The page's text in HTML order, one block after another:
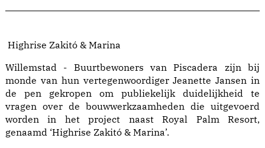
Highrise Zakitó & Marina
Willemstad - Buurtbewoners van Piscadera zijn bij
monde van hun vertegenwoordiger Jeanette Jansen in
de pen gekropen om publiekelijk duidelijkheid te
vragen over de bouwwerkzaamheden die uitgevoerd
worden in het project naast Royal Palm Resort,
genaamd ‘Highrise Zakitó & Marina’.